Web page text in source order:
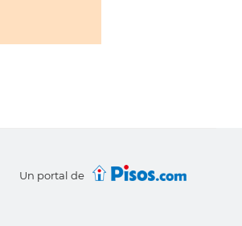
Un portal de